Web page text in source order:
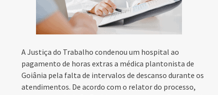
A Justiça do Trabalho condenou um hospital ao
pagamento de horas extras a médica plantonista de
Goiânia pela falta de intervalos de descanso durante os
atendimentos. De acordo com o relator do processo,